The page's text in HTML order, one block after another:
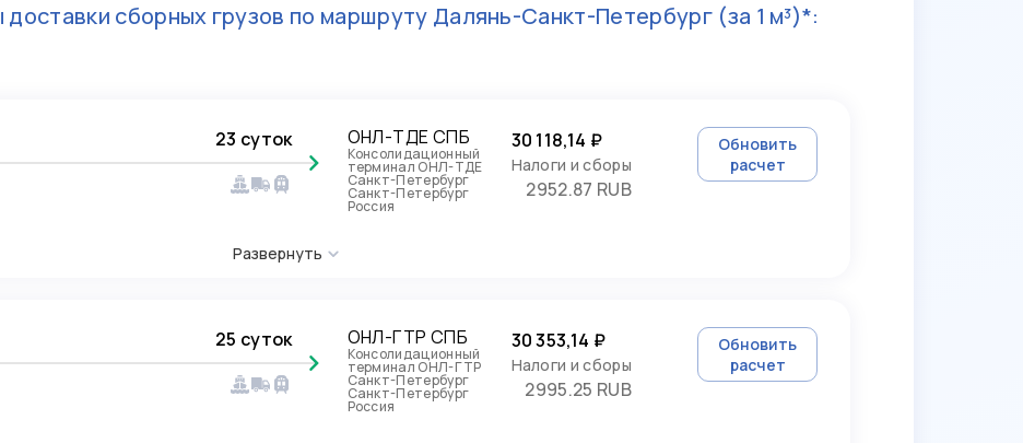
сборных грузов по маршруту Далянь-Санкт-Петербург(за 1 м³)*:
23 суток ОНЛ-ТДЕ СПБ
Консолидационный
терминал ОНЛ-ТДЕ
Санкт-Петербург
Санкт-Петербург
Россия
30 118,14 ₽
Налоги и сборы
2952.87 RUB
Обновить
расчет
Развернуть
25 суток ОНЛ-ГТР СПБ
Консолидационный
терминал ОНЛ-ГТР
Санкт-Петербург
Санкт-Петербург
Россия
30 353,14 ₽
Налоги и сборы
2995.25 RUB
Обновить
расчет